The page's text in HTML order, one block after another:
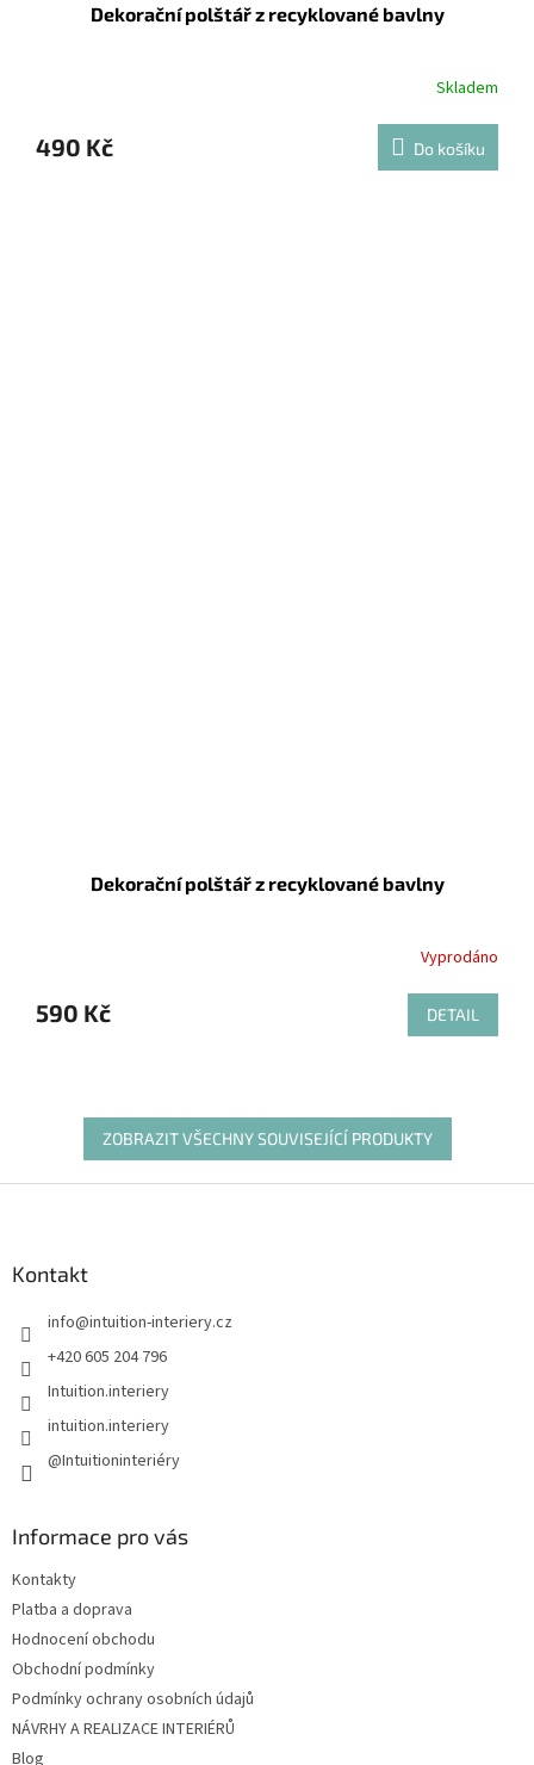
Dekorační polštář z recyklované bavlny
produktu
je
Skladem
490 Kč Do košíku
Dekorační polštář z recyklované bavlny
Vyprodáno
590 Kč DETAIL
ZOBRAZIT VŠECHNY SOUVISEJÍCÍ PRODUKTY
Kontakt
info@intuition-interiery.cz
+420 605 204 796
Intuition.interiery
intuition.interiery
@Intuitioninteriéry
Informace pro vás
Kontakty
Platba a doprava
Hodnocení obchodu
Obchodní podmínky
Podmínky ochrany osobních údajů
NÁVRHY A REALIZACE INTERIÉRŮ
Blog